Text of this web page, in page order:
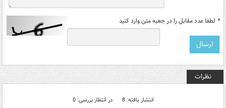
* لطفا عدد مقابل را در جعبه متن وارد کنید
نظرات
انتشار یافته: 8 در انتظار بررسی: 0